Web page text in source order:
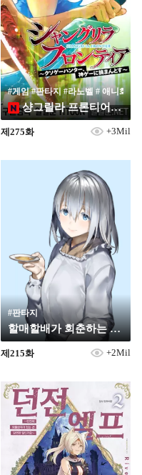
#게임 #판타지 #라노벨 # 애니화
샹그릴라 프론티어 ~똥겜헌터, 갓겜에 도전하려하다~
제275화 +3Mil
#판타지
할매할배가 회춘하는 이야기
제215화 +2Mil